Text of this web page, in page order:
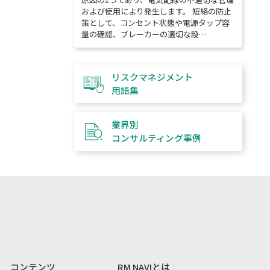
および使用により発生します。 短絡の防止
策として、コンセント状態や電源タップ容
量の確認、ブレーカーの適切な設…
リスクマネジメント
用語集
業界別
コンサルティング事例
コンテンツ RM NAVIとは